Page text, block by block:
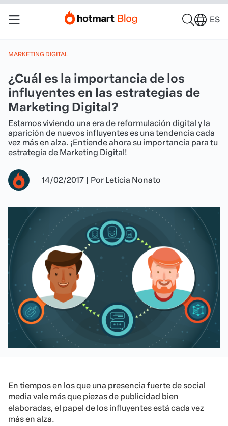
ES
MARKETING DIGITAL
¿Cuál es la importancia de los
influyentes en las estrategias de
Marketing Digital?
Estamos viviendo una era de reformulación digital y la
aparición de nuevos influyentes es una tendencia cada
vez más en alza. ¡Entiende ahora su importancia para tu
estrategia de Marketing Digital!
14/02/2017 | Por Letícia Nonato
En tiempos en los que una presencia fuerte de social
media vale más que piezas de publicidad bien
elaboradas, el papel de los influyentes está cada vez
más en alza.